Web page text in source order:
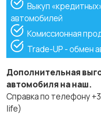
Выкуп
автомобилей
Комиссионная
Trade-UP - обмен
Дополнительная
автомобиля на наш.
Справка по телефону
life)